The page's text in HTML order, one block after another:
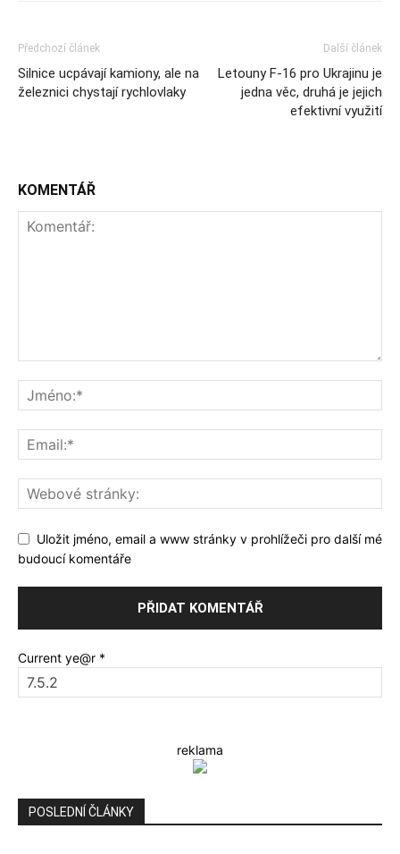
Předchozí článek
Silnice ucpávají kamiony, ale na
železnici chystají rychlovlaky
Další článek
Letouny F-16 pro Ukrajinu je
jedna věc, druhá je jejich
efektivní využití
KOMENTÁŘ
Uložit jméno, email a www stránky v prohlížeči pro další mé
budoucí komentáře
Current ye@r *
reklama
POSLEDNÍ ČLÁNKY